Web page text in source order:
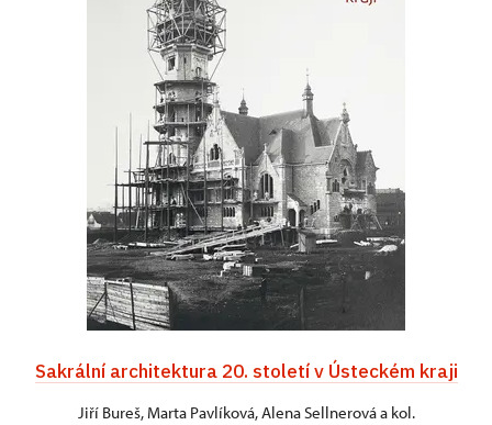
Sakrální architektura 20. století v Ústeckém kraji
Jiří Bureš, Marta Pavlíková, Alena Sellnerová a kol.